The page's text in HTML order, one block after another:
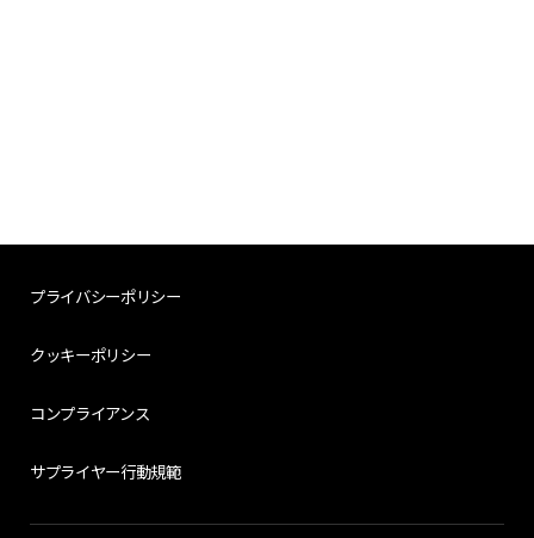
プライバシーポリシー
クッキーポリシー
コンプライアンス
サプライヤー行動規範